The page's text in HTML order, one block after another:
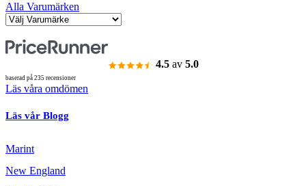
Alla Varumärken
4.5 av 5.0
baserad på 235 recensioner
Läs våra omdömen
Läs vår Blogg
Marint
New England